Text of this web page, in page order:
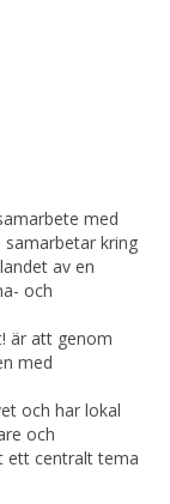
med
kring
av en
och
är att genom
med
och har lokal
och
ett centralt tema